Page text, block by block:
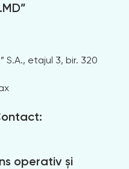
etajul 3, bir. 320
operativ și